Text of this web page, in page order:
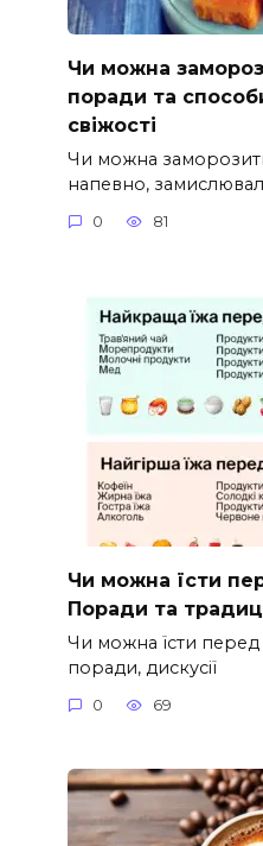
Чи можна
поради та
свіжості
Чи можна
напевно,
0 81
Чи можна їсти
Поради та
Чи можна їсти перед
поради, дискусії
0 69